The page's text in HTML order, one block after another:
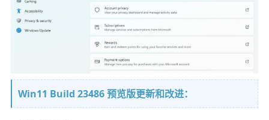
Win11 Build 23486 预览版更新和改进：